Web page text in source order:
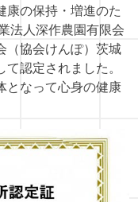
康の保持・増進のた
法人深作農園有限会
（協会けんぽ）茨城
認定されました。
となって心身の健康